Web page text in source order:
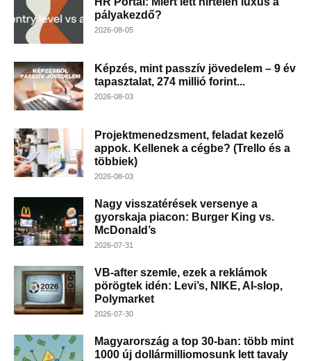
pályakezdő?
2026-08-05
Képzés, mint passzív jövedelem – 9 év
tapasztalat, 274 millió forint...
2026-08-03
Projektmenedzsment, feladat kezelő
appok. Kellenek a cégbe? (Trello és a
többiek)
2026-08-03
Nagy visszatérések versenye a
gyorskaja piacon: Burger King vs.
McDonald’s
2026-07-31
VB-after szemle, ezek a reklámok
pörögtek idén: Levi’s, NIKE, AI-slop,
Polymarket
2026-07-30
Magyarország a top 30-ban: több mint
1000 új dollármilliomosunk lett tavaly